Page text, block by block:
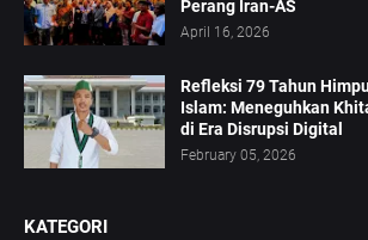
Perang Iran-AS
April 16, 2026
Refleksi 79 Tahun
Islam: Meneguhkan
di Era Disrupsi Digital
February 05, 2026
KATEGORI